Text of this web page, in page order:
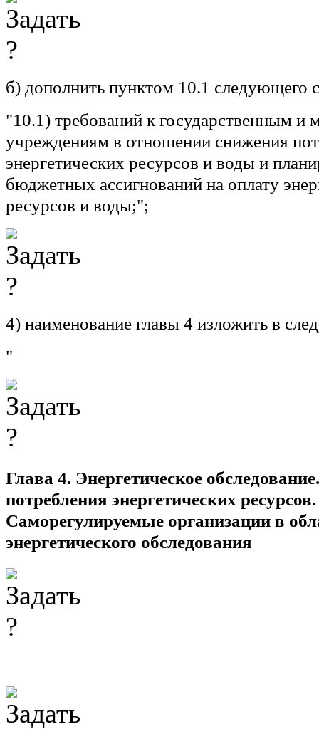
б) дополнить пунктом 10.1 следующего
"10.1) требований к государственным и
учреждениям в отношении снижения
энергетических ресурсов и воды и
бюджетных ассигнований на оплату
ресурсов и воды;";
4) наименование главы 4 изложить в
"
Глава 4. Энергетическое
потребления энергетических ресурсов.
Саморегулируемые организации в
энергетического обследования